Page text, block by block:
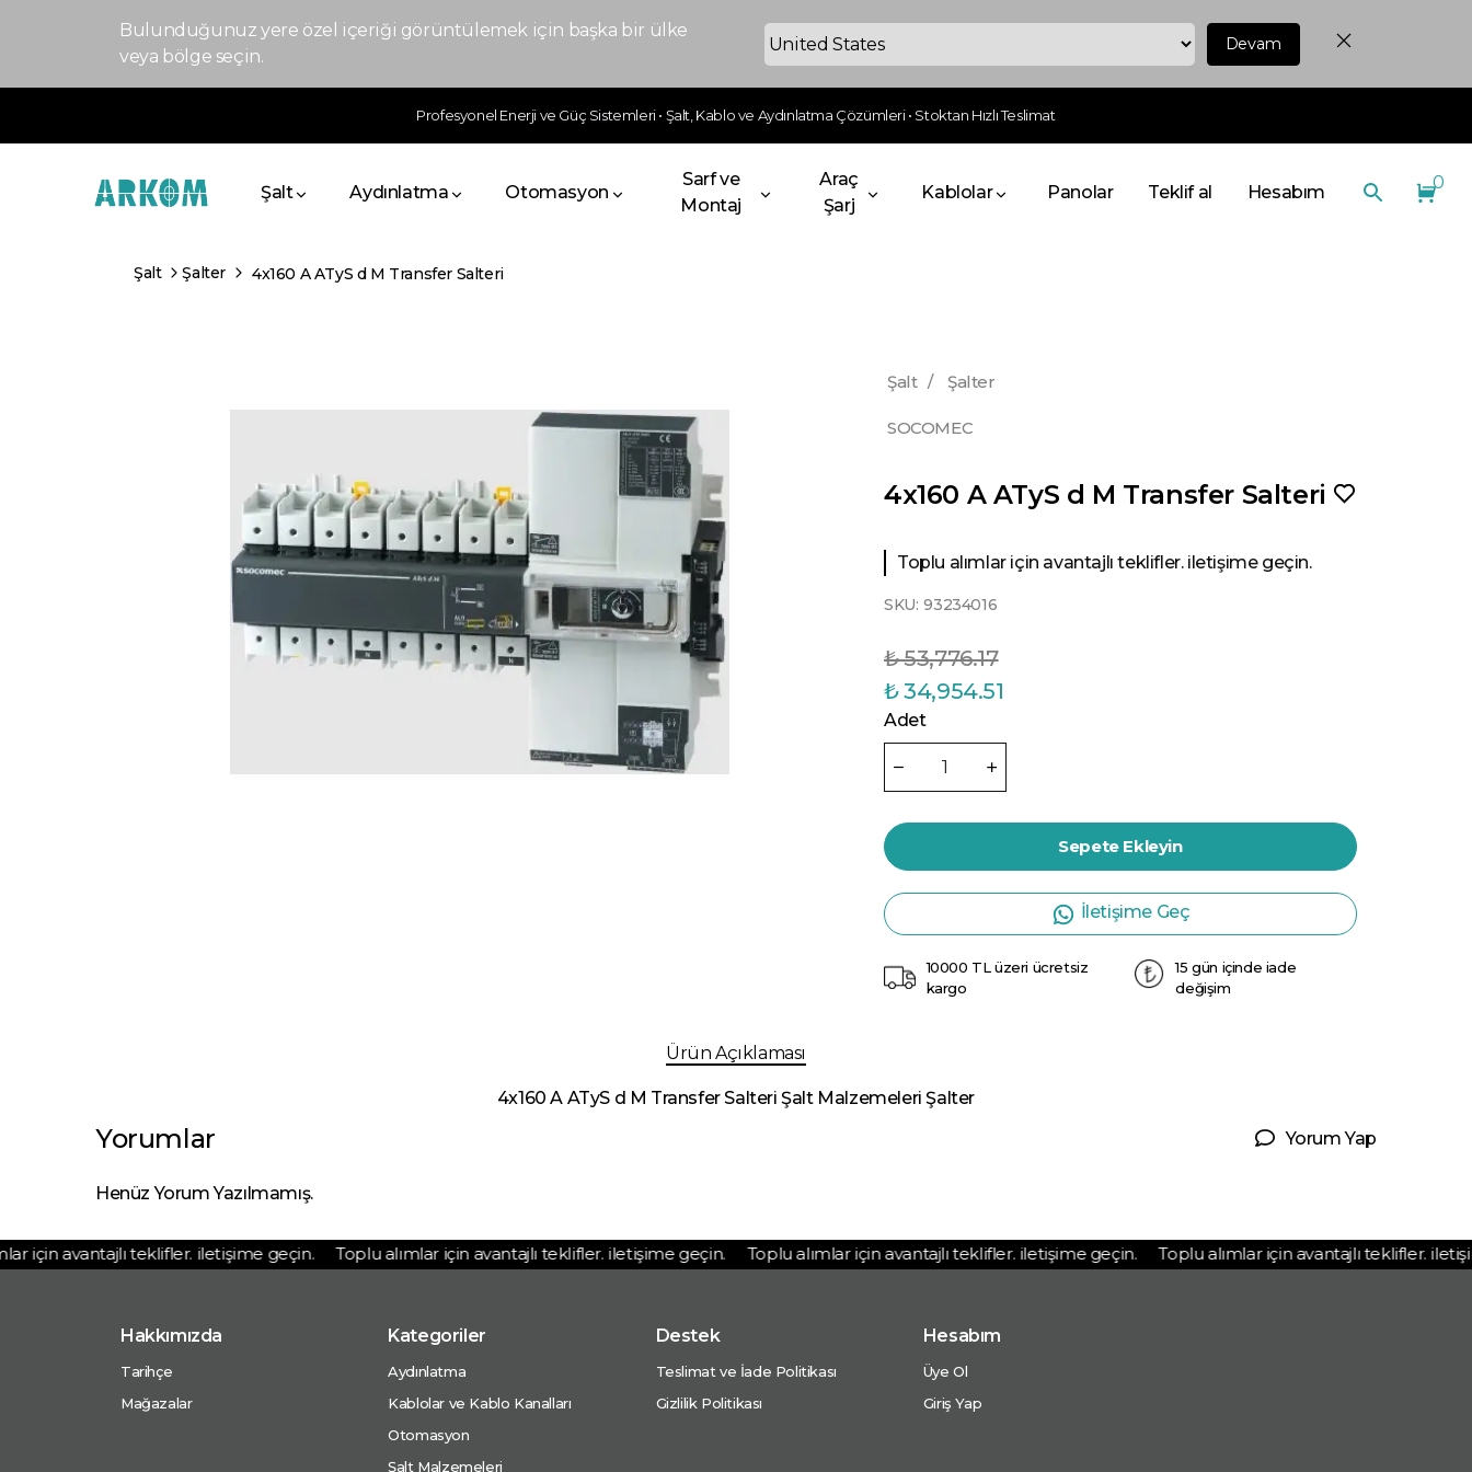
Bulunduğunuz yere özel içeriği görüntülemek için başka bir ülke
veya bölge seçin.
Devam
Profesyonel Enerji ve Güç Sistemleri • Şalt, Kablo ve Aydınlatma Çözümleri • Stoktan Hızlı Teslimat
Şalt Aydınlatma Otomasyon
Sarf ve
Montaj
Araç
Şarj
Kablolar Panolar Teklif al Hesabım 0
Şalt Şalter 4x160 A ATyS d M Transfer Salteri
Şalt / Şalter
SOCOMEC
4x160 A ATyS d M Transfer Salteri
Toplu alımlar için avantajlı teklifler. iletişime geçin.
SKU: 93234016
₺ 53,776.17
₺ 34,954.51
Adet
Sepete Ekleyin
İletişime Geç
10000 TL üzeri ücretsiz
kargo
15 gün içinde iade
değişim
Ürün Açıklaması
4x160 A ATyS d M Transfer Salteri Şalt Malzemeleri Şalter
Yorumlar Yorum Yap
Henüz Yorum Yazılmamış.
için avantajlı teklifler. iletişime geçin. Toplu alımlar için avantajlı teklifler. iletişime geçin. Toplu alımlar için avantajlı teklifler. iletişime geçin. Toplu alımlar için avantajlı teklifler.
Hakkımızda
Tarihçe
Mağazalar
Kategoriler
Aydınlatma
Kablolar ve Kablo Kanalları
Otomasyon
Şalt Malzemeleri
Destek
Teslimat ve İade Politikası
Gizlilik Politikası
Hesabım
Üye Ol
Giriş Yap